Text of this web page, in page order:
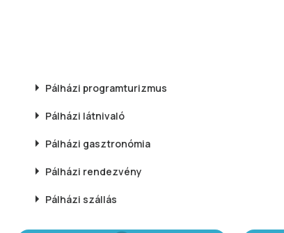
Pálházi programturizmus
Pálházi látnivaló
Pálházi gasztronómia
Pálházi rendezvény
Pálházi szállás